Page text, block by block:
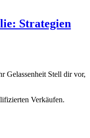
Strategien
Gelassenheit Stell dir vor,
Verkäufen.